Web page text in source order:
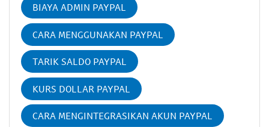
BIAYA ADMIN PAYPAL
CARA MENGGUNAKAN PAYPAL
TARIK SALDO PAYPAL
KURS DOLLAR PAYPAL
CARA MENGINTEGRASIKAN AKUN PAYPAL